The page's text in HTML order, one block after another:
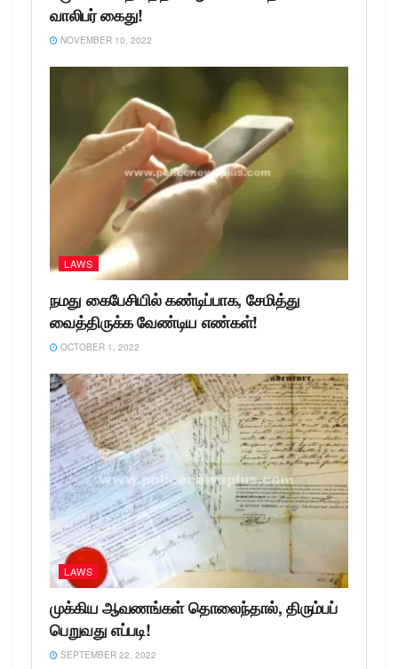
வாலிபர் கைது!
NOVEMBER 10, 2022
LAWS
நமது கைபேசியில் கண்டிப்பாக, சேமித்து
வைத்திருக்க வேண்டிய எண்கள்!
OCTOBER 1, 2022
LAWS
முக்கிய ஆவணங்கள் தொலைந்தால், திரும்பப்
பெறுவது எப்படி!
SEPTEMBER 22, 2022